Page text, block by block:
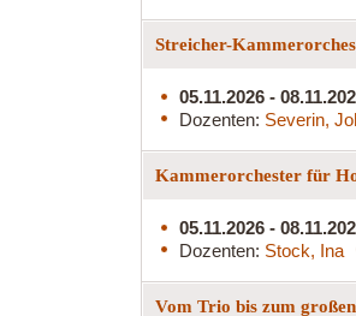
Streicher-
05.11.2026 -
Dozenten: Severin,
Kammerorchester für
05.11.2026 -
Dozenten: Stock, Ina
Vom Trio bis zum